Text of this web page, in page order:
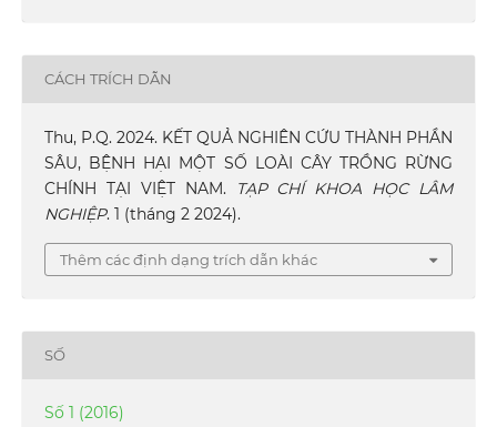
CÁCH TRÍCH DẪN
Thu, P.Q. 2024. KẾT QUẢ NGHIÊN CỨU THÀNH PHẦN
SÂU, BỆNH HẠI MỘT SỐ LOÀI CÂY TRỒNG RỪNG
CHÍNH TẠI VIỆT NAM.
TẠP CHÍ KHOA HỌC LÂM
NGHIỆP. 1 (tháng 2 2024).
Thêm các định dạng trích dẫn khác
SỐ
Số 1 (2016)